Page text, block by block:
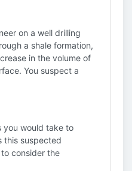
on a well drilling
a shale formation,
in the volume of
You suspect a
you would take to
this suspected
consider the